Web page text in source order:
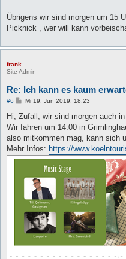
Übrigens wir sind morgen um 15
Picknick , wer will kann
frank
Site Admin
Re: Ich kann es kaum
#6
B
i
r
a
Mi 19. Jun 2019, 18:23
Hi, Zufall, wir sind morgen auch
Wir fahren um 14:00 in
also mitkommen mag, kann sich
Mehr Infos: https://